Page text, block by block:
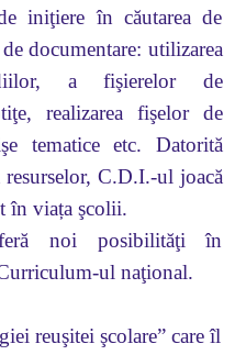
iniţiere în căutarea de
documentare: utilizarea
a fişierelor de
realizarea fişelor de
tematice etc. Datorită
C.D.I.-ul joacă
în viața şcolii.
noi posibilităţi în
ul naţional.
reuşitei şcolare” care îl